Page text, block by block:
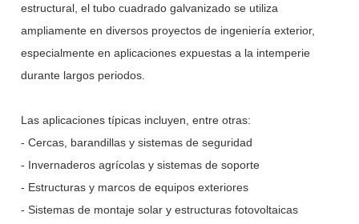
estructural, el tubo cuadrado galvanizado se utiliza
ampliamente en diversos proyectos de ingeniería exterior,
especialmente en aplicaciones expuestas a la intemperie
durante largos periodos.
Las aplicaciones típicas incluyen, entre otras:
- Cercas, barandillas y sistemas de seguridad
- Invernaderos agrícolas y sistemas de soporte
- Estructuras y marcos de equipos exteriores
-Sistemas de montaje solar y estructuras fotovoltaicas